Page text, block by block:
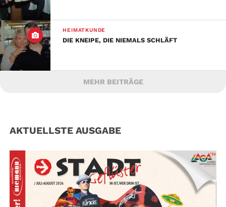
HEIMATKUNDE
DIE KNEIPE, DIE NIEMALS SCHLÄFT
MEHR BEITRÄGE
AKTUELLSTE AUSGABE